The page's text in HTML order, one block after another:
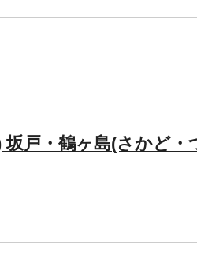
戸・鶴ヶ島(さかど・